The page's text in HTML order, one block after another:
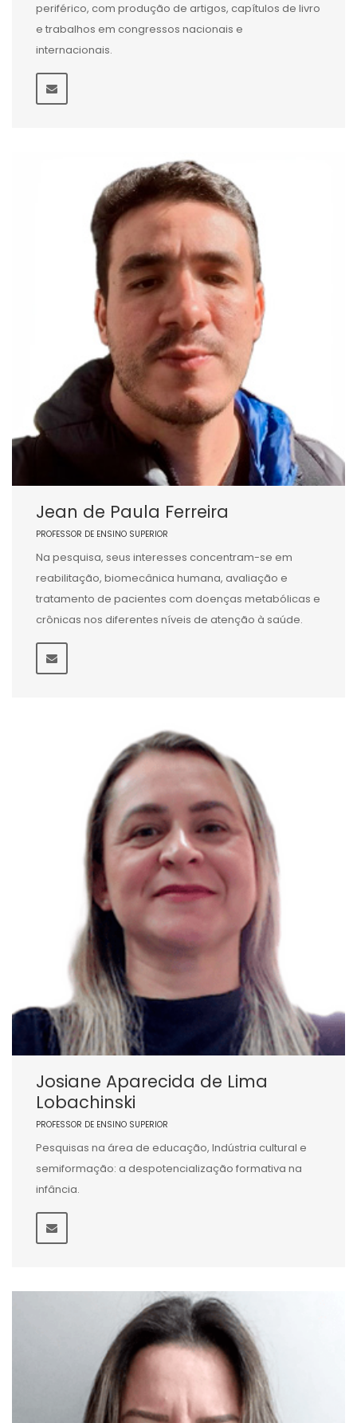
periférico, com produção de artigos, capítulos de livro
e trabalhos em congressos nacionais e
internacionais.
Jean de Paula Ferreira
PROFESSOR DE ENSINO SUPERIOR
Na pesquisa, seus interesses concentram-se em
reabilitação, biomecânica humana, avaliação e
tratamento de pacientes com doenças metabólicas e
crônicas nos diferentes níveis de atenção à saúde.
Josiane Aparecida de Lima
Lobachinski
PROFESSOR DE ENSINO SUPERIOR
Pesquisas na área de educação, Indústria cultural e
semiformação: a despotencialização formativa na
infância.